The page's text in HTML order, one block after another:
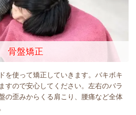
骨盤矯正
を使って矯正していきます。バキボキ
すので安心してください。左右のバラ
の歪みからくる肩こり、腰痛など全体